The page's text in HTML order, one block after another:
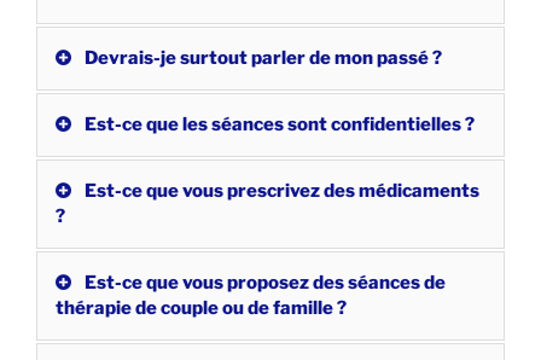
Devrais-je surtout parler de mon passé ?
Est-ce que les séances sont confidentielles ?
Est-ce que vous prescrivez des médicaments
?
Est-ce que vous proposez des séances de
thérapie de couple ou de famille ?